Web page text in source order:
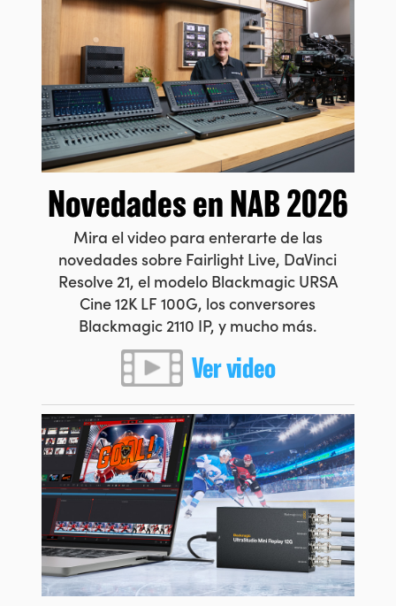
Malaysia
Netherlands
New Zealand
Norway
Poland
Portugal
Singapore
South Africa
España
Chinese Taipei
Turkey
UAE
Ukraine
United Kingdom
United States
Novedadesen NAB 2026
Mira el video para enterarte de las
novedades sobre Fairlight Live, DaVinci
Resolve 21, el modelo Blackmagic URSA
Cine 12K LF 100G, los conversores
Blackmagic 2110 IP, y mucho más.
Ver video